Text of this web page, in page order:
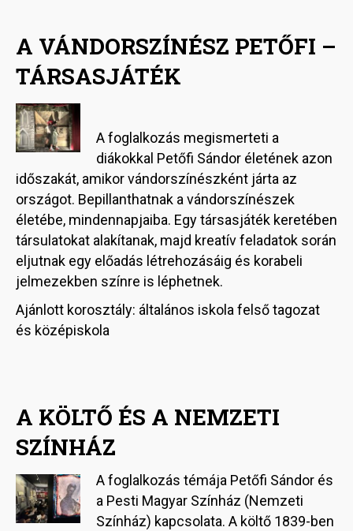
A VÁNDORSZÍNÉSZ PETŐFI –
TÁRSASJÁTÉK
Image
A foglalkozás megismerteti a
diákokkal Petőfi Sándor életének azon
időszakát, amikor vándorszínészként járta az
országot. Bepillanthatnak a vándorszínészek
életébe, mindennapjaiba. Egy társasjáték keretében
társulatokat alakítanak, majd kreatív feladatok során
eljutnak egy előadás létrehozásáig és korabeli
jelmezekben színre is léphetnek.
Ajánlott korosztály: általános iskola felső tagozat
és középiskola
A KÖLTŐ ÉS A NEMZETI
SZÍNHÁZ
Image
A foglalkozás témája Petőfi Sándor és
a Pesti Magyar Színház (Nemzeti
Színház) kapcsolata. A költő 1839-ben